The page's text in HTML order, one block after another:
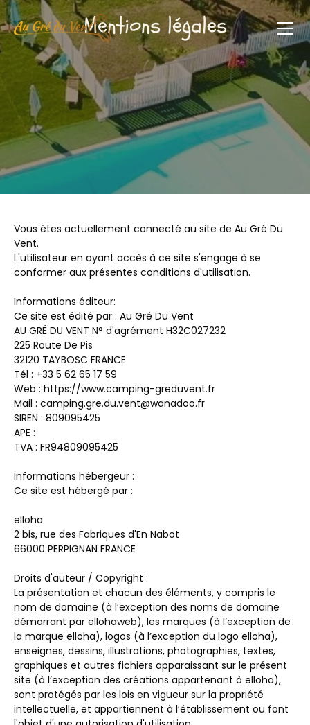
Mentions légales
Vous êtes actuellement connecté au site de Au Gré Du
Vent.
L'utilisateur en ayant accès à ce site s'engage à se
conformer aux présentes conditions d'utilisation.
Informations éditeur:
Ce site est édité par : Au Gré Du Vent
AU GRÉ DU VENT N° d'agrément H32C027232
225 Route De Pis
32120 TAYBOSC FRANCE
Tél : +33 5 62 65 17 59
Web : https://www.camping-greduvent.fr
Mail : camping.gre.du.vent@wanadoo.fr
SIREN : 809095425
APE :
TVA : FR94809095425
Informations hébergeur :
Ce site est hébergé par :
elloha
2 bis, rue des Fabriques d'En Nabot
66000 PERPIGNAN FRANCE
Droits d'auteur / Copyright :
La présentation et chacun des éléments, y compris le
nom de domaine (à l’exception des noms de domaine
démarrant par ellohaweb), les marques (à l’exception de
la marque elloha), logos (à l’exception du logo elloha),
enseignes, dessins, illustrations, photographies, textes,
graphiques et autres fichiers apparaissant sur le présent
site (à l’exception des créations appartenant à elloha),
sont protégés par les lois en vigueur sur la propriété
intellectuelle, et appartiennent à l’établissement ou font